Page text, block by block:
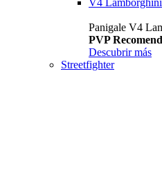
V4 Lamborghini
Panigale V4
PVP
Descubrir más
Streetfighter